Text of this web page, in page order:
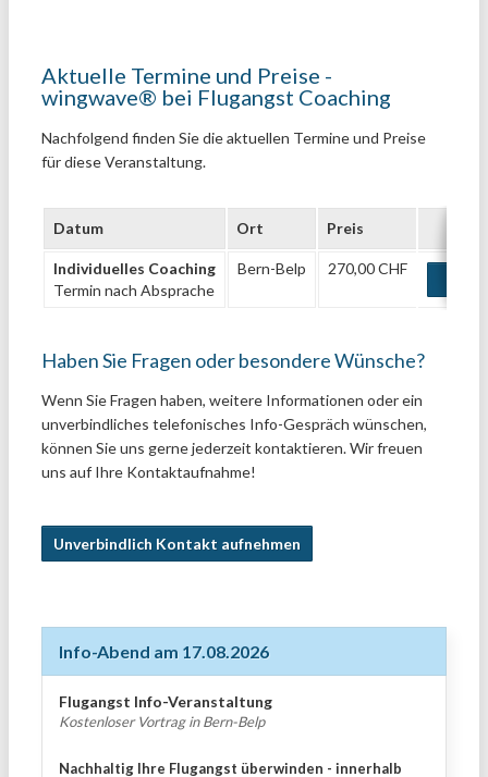
Aktuelle Termine und Preise -
wingwave® bei Flugangst Coaching
Nachfolgend finden Sie die aktuellen Termine und Preise
für diese Veranstaltung.
Datum Ort Preis
Individuelles Coaching
Termin nach Absprache
Bern-Belp 270,00 CHF
Haben Sie Fragen oder besondere Wünsche?
Wenn Sie Fragen haben, weitere Informationen oder ein
unverbindliches telefonisches Info-Gespräch wünschen,
können Sie uns gerne jederzeit kontaktieren. Wir freuen
uns auf Ihre Kontaktaufnahme!
Unverbindlich Kontakt aufnehmen
Info-Abend am 17.08.2026
Flugangst Info-Veranstaltung
Kostenloser Vortrag in Bern-Belp
Nachhaltig Ihre Flugangst überwinden - innerhalb